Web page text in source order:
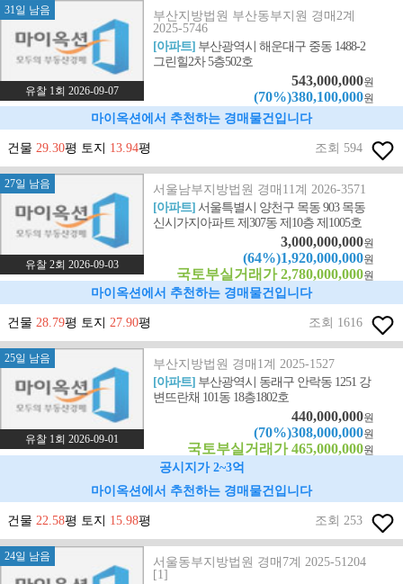
31일 남음
유찰 1회 2026-09-07
부산지방법원 부산동부지원 경매2계
2025-5746
[아파트] 부산광역시 해운대구 중동 1488-2
그린힐2차 5층502호
543,000,000원
(70%)380,100,000원
마이옥션에서 추천하는 경매물건입니다
건물 29.30평 토지 13.94평 조회 594
27일 남음
유찰 2회 2026-09-03
서울남부지방법원 경매11계 2026-3571
[아파트]서울특별시 양천구 목동 903 목동
신시가지아파트 제307동 제10층 제1005호
3,000,000,000원
(64%)1,920,000,000원
국토부실거래가 2,780,000,000원
마이옥션에서 추천하는 경매물건입니다
건물 28.79평 토지 27.90평 조회 1616
25일 남음
유찰 1회 2026-09-01
부산지방법원 경매1계 2025-1527
[아파트] 부산광역시 동래구 안락동 1251 강
변뜨란채 101동 18층1802호
440,000,000원
(70%)308,000,000원
국토부실거래가 465,000,000원
공시지가 2~3억
마이옥션에서 추천하는 경매물건입니다
건물 22.58평 토지 15.98평 조회 253
24일 남음
서울동부지방법원 경매7계 2025-51204
[1]